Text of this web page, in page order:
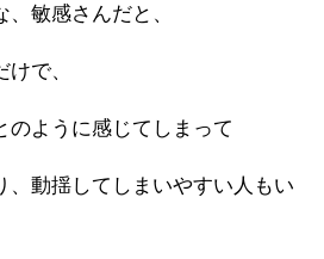
敏感さんだと、
で、
のように感じてしまって
、動揺してしまいやすい人もい